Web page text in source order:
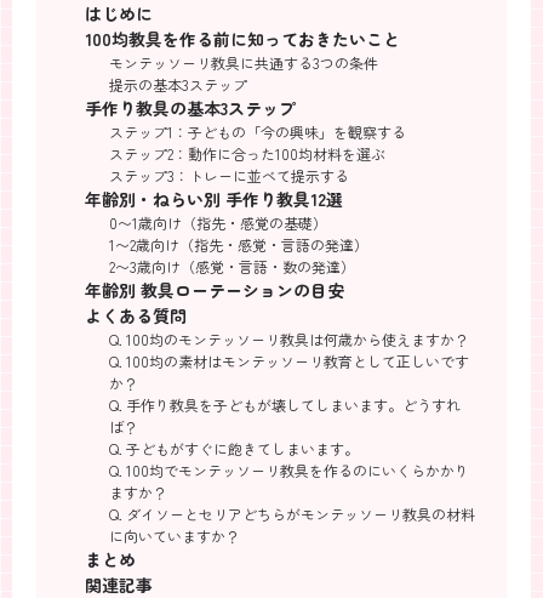
はじめに
100均教具を作る前に知っておきたいこと
モンテッソーリ教具に共通する3つの条件
提示の基本3ステップ
手作り教具の基本3ステップ
ステップ1：子どもの「今の興味」を観察する
ステップ2：動作に合った100均材料を選ぶ
ステップ3：トレーに並べて提示する
年齢別・ねらい別 手作り教具12選
0〜1歳向け（指先・感覚の基礎）
1〜2歳向け（指先・感覚・言語の発達）
2〜3歳向け（感覚・言語・数の発達）
年齢別 教具ローテーションの目安
よくある質問
Q. 100均のモンテッソーリ教具は何歳から使えますか？
Q. 100均の素材はモンテッソーリ教育として正しいです
か？
Q. 手作り教具を子どもが壊してしまいます。どうすれ
ば？
Q. 子どもがすぐに飽きてしまいます。
Q. 100均でモンテッソーリ教具を作るのにいくらかかり
ますか？
Q. ダイソーとセリアどちらがモンテッソーリ教具の材料
に向いていますか？
まとめ
関連記事